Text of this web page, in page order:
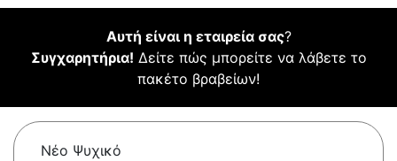
Αυτή είναι η εταιρεία σας?
Συγχαρητήρια! Δείτε πώς μπορείτε να λάβετε το
πακέτο βραβείων!
Νέο Ψυχικό